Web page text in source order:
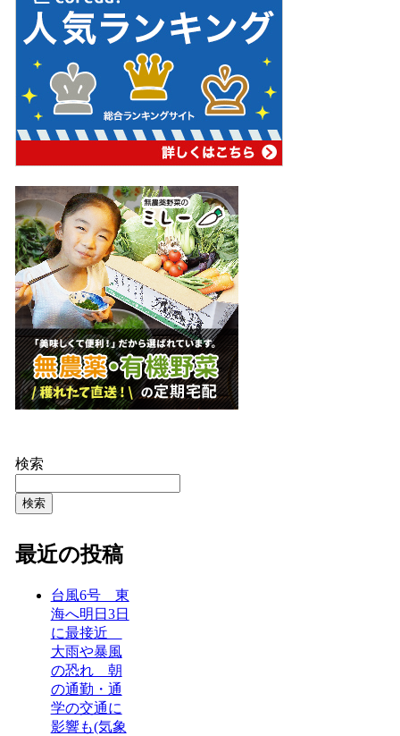
検索
検索
最近の投稿
台風6号 東
海へ明日3日
に最接近
大雨や暴風
の恐れ 朝
の通勤・通
学の交通に
影響も(気象